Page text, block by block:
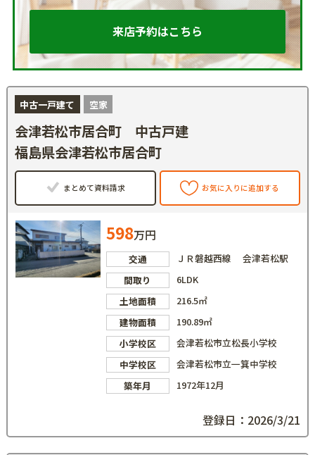
来店予約はこちら
中古一戸建て 空家
会津若松市居合町 中古戸建
福島県会津若松市居合町
まとめて資料請求 お気に入りに追加する
598万円
交通
ＪＲ磐越西線 会津若松駅
間取り
6LDK
土地面積
216.5㎡
建物面積
190.89㎡
小学校区
会津若松市立松長小学校
中学校区
会津若松市立一箕中学校
築年月
1972年12月
登録日：2026/3/21